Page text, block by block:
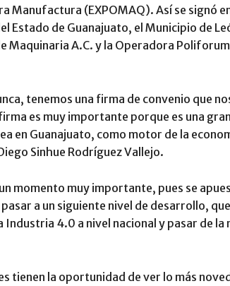
Manufactura (EXPOMAQ). Así se signó
Estado de Guanajuato, el Municipio de
Maquinaria A.C. y la Operadora
tenemos una firma de convenio que
es muy importante porque es una
en Guanajuato, como motor de la
Sinhue Rodríguez Vallejo.
momento muy importante, pues se
a un siguiente nivel de desarrollo,
Industria 4.0 a nivel nacional y pasar de la
tienen la oportunidad de ver lo más